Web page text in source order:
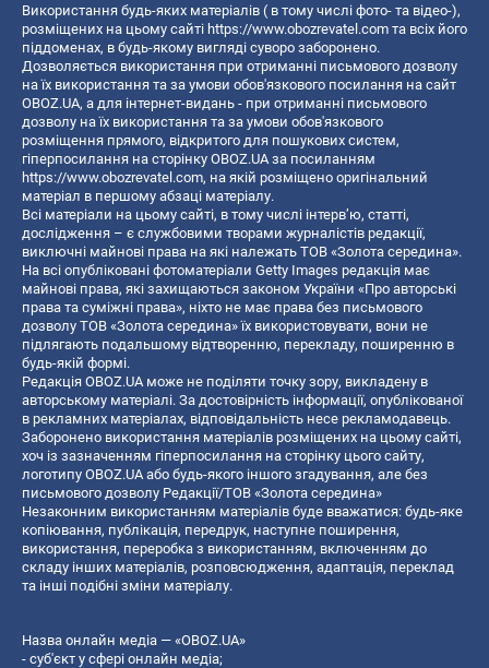
Використання будь-яких матеріалів ( в тому числі фото- та відео-),
розміщених на цьому сайті https://www.obozrevatel.com та всіх його
піддоменах, в будь-якому вигляді суворо заборонено.
Дозволяється використання при отриманні письмового дозволу
на їх використання та за умови обов'язкового посилання на сайт
OBOZ.UA, а для інтернет-видань - при отриманні письмового
дозволу на їх використання та за умови обов'язкового
розміщення прямого, відкритого для пошукових систем,
гіперпосилання на сторінку OBOZ.UA за посиланням
https://www.obozrevatel.com, на якій розміщено оригінальний
матеріал в першому абзаці матеріалу.
Всі матеріали на цьому сайті, в тому числі інтерв’ю, статті,
дослідження – є службовими творами журналістів редакції,
виключні майнові права на які належать ТОВ «Золота середина».
На всі опубліковані фотоматеріали Getty Images редакція має
майнові права, які захищаються законом України «Про авторські
права та суміжні права», ніхто не має права без письмового
дозволу ТОВ «Золота середина» їх використовувати, вони не
підлягають подальшому відтворенню, перекладу, поширенню в
будь-якій формі.
Редакція OBOZ.UA може не поділяти точку зору, викладену в
авторському матеріалі. За достовірність інформації, опублікованої
в рекламних матеріалах, відповідальність несе рекламодавець.
Заборонено використання матеріалів розміщених на цьому сайті,
хоч із зазначенням гіперпосилання на сторінку цього сайту,
логотипу OBOZ.UA або будь-якого іншого згадування, але без
письмового дозволу Редакції/ТОВ «Золота середина»
Незаконним використанням матеріалів буде вважатися: будь-яке
копiювання, публiкацiя, передрук, наступне поширення,
використання, переробка з використанням, включенням до
складу інших матеріалів, розповсюдження, адаптація, переклад
та інші подібні зміни матеріалу.
Назва онлайн медіа — «OBOZ.UA»
- суб'єкт у сфері онлайн медіа;